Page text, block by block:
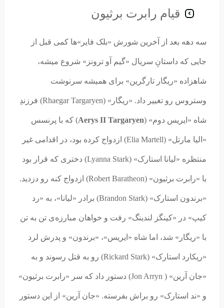
قیام رابرت برثیون
سه دهه بعد از آخرین شورش «بلک فایر»ها کمی قبل از
جایی که داستانِ سریال «گیم آو ترونز» شروع میشه،
شاهزاده «ریگار تارگرین» برای همیشه سرنوشت
وستروس رو تغییر داد. «ریگار» (Rhaegar Targaryen) فرزندِ
شاه «ایریس دوم» (Aerys II Targaryen) که با پرنسس
«الیا مارتل» (Elia Martell) ازدواج کرده بود، در اقدامی غیر
منتظره «لیانا استارک» (Lyanna Stark) دختری که قرار بود
با «رابرت برثیون» (Robert Baratheon) ازدواج کنه رو دزدید.
«برندون استارک» (Brandon Stark) برادر «لیانا»، به «رد
کیپ» در «کینگز لندینگ» رفت و خواهان مبارزه‌ی تن به تن
با «ریگار» شد، اما شاه «ایریس»، «برندون» و پدرش لرد
«ریکارد استارک» (Rickard Stark) رو به قتل رسوند و به
«جان آرین» ( Jon Arryn) دستور داد که سر «رابرت برثیون»
و «ند استارک» رو براش بفرسته. «جان آرین» از این دستور